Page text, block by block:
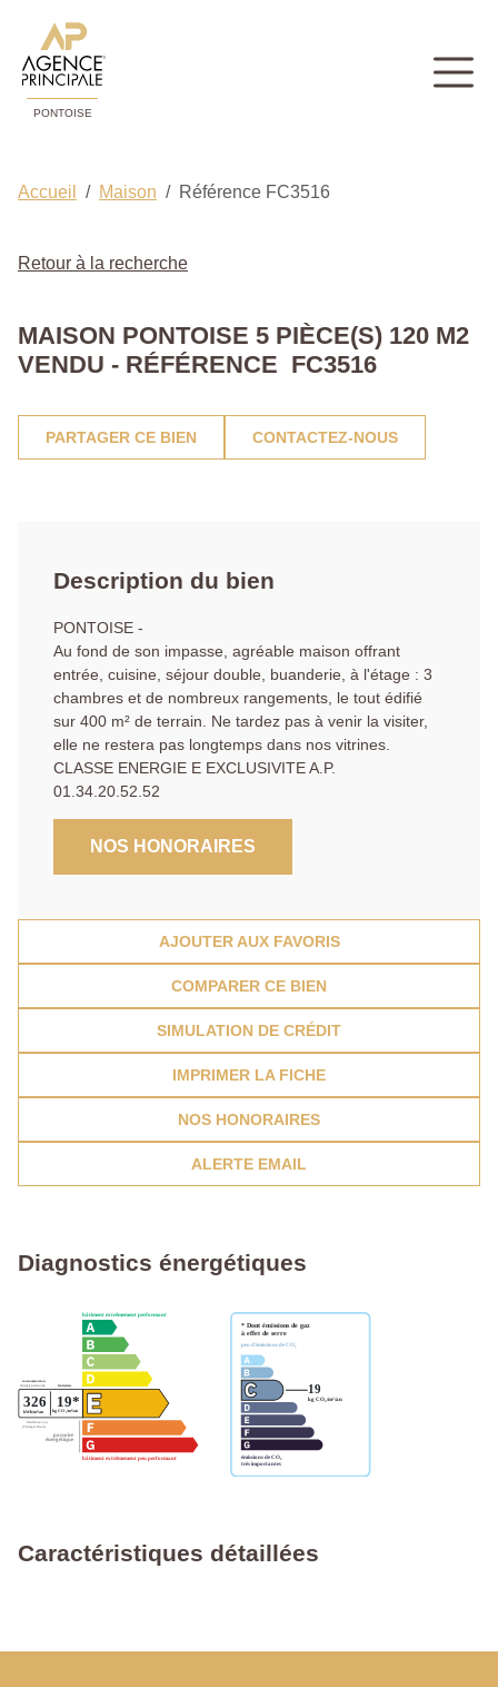
PONTOISE
Accueil Maison Référence FC3516
Retour à la recherche
MAISON PONTOISE 5 PIÈCE(S) 120 M2
VENDU - RÉFÉRENCE FC3516
PARTAGER CE BIEN CONTACTEZ-NOUS
Description du bien
PONTOISE -
Au fond de son impasse, agréable maison offrant
entrée, cuisine, séjour double, buanderie, à l'étage : 3
chambres et de nombreux rangements, le tout édifié
sur 400 m² de terrain. Ne tardez pas à venir la visiter,
elle ne restera pas longtemps dans nos vitrines.
CLASSE ENERGIE E EXCLUSIVITE A.P.
01.34.20.52.52
NOS HONORAIRES
AJOUTER AUX FAVORIS
COMPARER CE BIEN
SIMULATION DE CRÉDIT
IMPRIMER LA FICHE
NOS HONORAIRES
ALERTE EMAIL
Diagnostics énergétiques
Caractéristiques détaillées